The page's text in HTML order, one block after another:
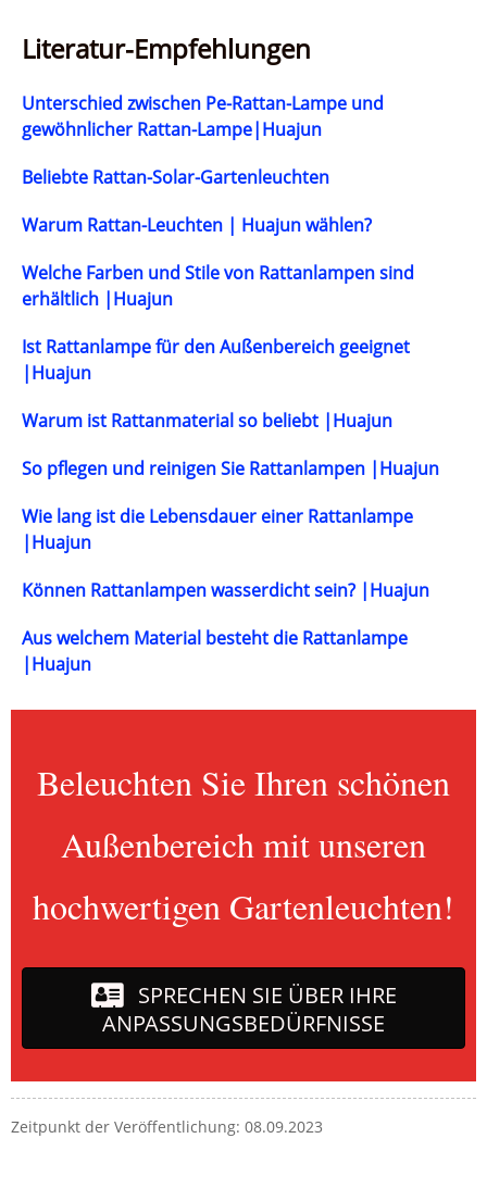
Literatur-Empfehlungen
Unterschied zwischen Pe-Rattan-Lampe und
gewöhnlicher Rattan-Lampe|Huajun
Beliebte Rattan-Solar-Gartenleuchten
Warum Rattan-Leuchten | Huajun wählen?
Welche Farben und Stile von Rattanlampen sind
erhältlich |Huajun
Ist Rattanlampe für den Außenbereich geeignet
|Huajun
Warum ist Rattanmaterial so beliebt |Huajun
So pflegen und reinigen Sie Rattanlampen |Huajun
Wie lang ist die Lebensdauer einer Rattanlampe
|Huajun
Können Rattanlampen wasserdicht sein? |Huajun
Aus welchem ​​Material besteht die Rattanlampe
|Huajun
Beleuchten Sie Ihren schönen
Außenbereich mit unseren
hochwertigen Gartenleuchten!
SPRECHEN SIE ÜBER IHRE
ANPASSUNGSBEDÜRFNISSE
Zeitpunkt der Veröffentlichung: 08.09.2023